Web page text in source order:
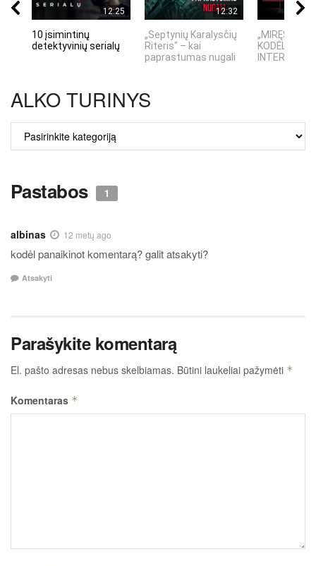
12:25
10 įsimintinų
detektyvinių serialų
12:32
„Septynių Karalysčių
Riteris" – kai
paprastumas nugali
„MIRĘS
KODĖL
INTERNETO
ALKO TURINYS
ALKO
TURINYS
Pastabos 1
albinas 12 metų ago
kodėl panaikinot komentarą? galit atsakyti?
Atsakyti
Parašykite komentarą
El. pašto adresas nebus skelbiamas. Būtini laukeliai pažymėti *
Komentaras *